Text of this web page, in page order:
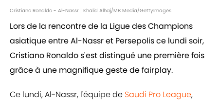
Cristiano Ronaldo - Al-Nassr | Khalid Alhaj/MB Media/GettyImages
Lors de la rencontre de la Ligue des Champions
asiatique entre Al-Nassr et Persepolis ce lundi soir,
Cristiano Ronaldo s'est distingué une première fois
grâce à une magnifique geste de fairplay.
Ce lundi, Al-Nassr, l'équipe de Saudi Pro League,